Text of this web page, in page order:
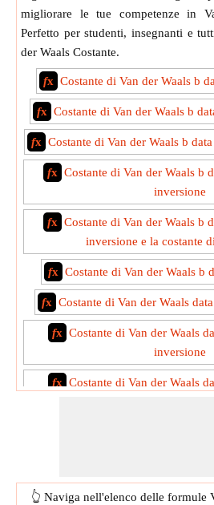
migliorare le tue competenze in
Perfetto per studenti, insegnanti e
der Waals Costante.
fx Costante di Van der Waals b
fx Costante di Van der Waals b
fx Costante di Van der Waals b
fx Costante di Van der Waals b
inversione
fx Costante di Van der Waals b
inversione e la costante
fx Costante di Van der Waals b
fx Costante di Van der Waals
fx Costante di Van der Waals
inversione
fx Costante di Van der Waals
Waals
👆 Naviga nell'elenco delle formule